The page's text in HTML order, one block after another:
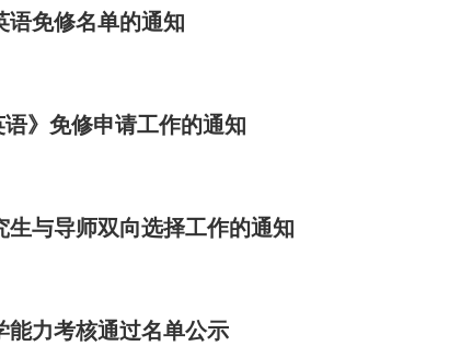
语免修名单的通知
》免修申请工作的通知
与导师双向选择工作的通知
能力考核通过名单公示